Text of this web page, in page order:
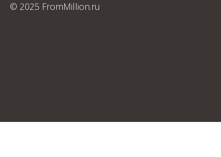
© 2025 FromMillion.ru